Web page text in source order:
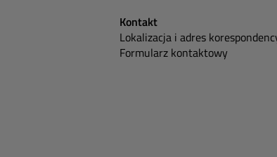
Kontakt
Lokalizacja i adres
Formularz kontaktowy